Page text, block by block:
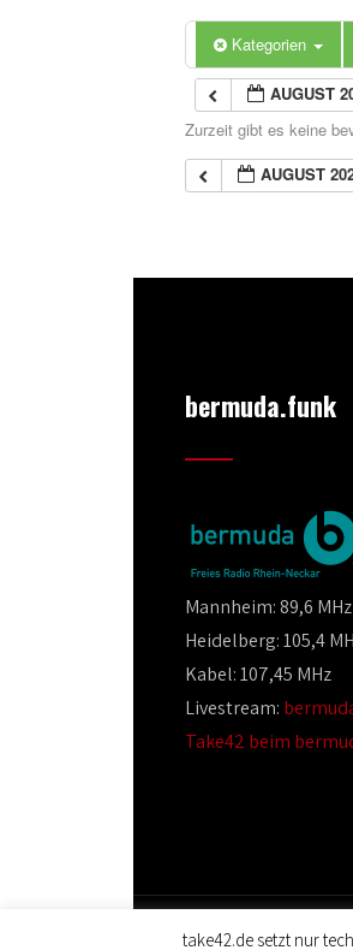
Kategorien
AUGUST
Zurzeit gibt es keine
AUGUST
bermuda.funk
Mannheim: 89,6 MHz
Heidelberg: 105,4
Kabel: 107,45 MHz
Livestream:
Take42 beim
take42.de setzt nur